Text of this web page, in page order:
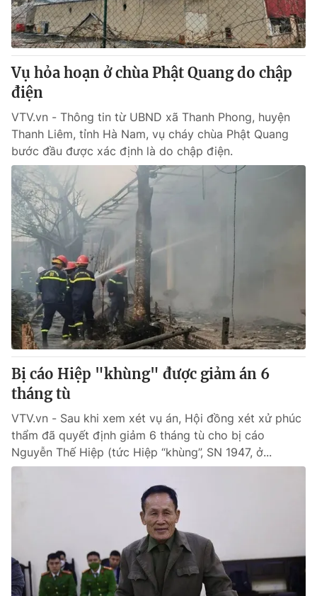
Thế giới đó đây
Câu chuyện quốc tế
Tài chính
Thị trường
Góc doanh nghiệp
Dữ liệu và đời sống
Truyền hình
Phim VTV
Hậu trường
Nhân vật
Khán giả
Giải sao mai
Giải trí
Điện ảnh
Âm nhạc
Sao
Đời sống
Du lịch
Làm đẹp
Chất lượng cuộc sống
Giáo dục
Tuyển sinh
Học trực tuyến
Công nghệ
Hitech Công nghệ tương lai
Sản phẩm
Thị trường
Tư vấn
Giao lưu trực tuyến
Lịch phát sóng
Chuyên mục khác
Emagazine
Photo Infographic
Shorts video
VTV Thể thao
VTV Sức khoẻ Bất động sản
Vụ hỏa hoạn ở chùa Phật Quang do chập
điện
VTV.vn - Thông tin từ UBND xã Thanh Phong, huyện
Thanh Liêm, tỉnh Hà Nam, vụ cháy chùa Phật Quang
bước đầu được xác định là do chập điện.
Bị cáo Hiệp "khùng" được giảm án 6
tháng tù
VTV.vn - Sau khi xem xét vụ án, Hội đồng xét xử phúc
thẩm đã quyết định giảm 6 tháng tù cho bị cáo
Nguyễn Thế Hiệp (tức Hiệp “khùng”, SN 1947, ở...